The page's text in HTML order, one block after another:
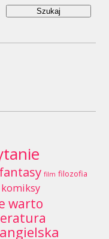
fantasy film filozofia
komiksy
warto